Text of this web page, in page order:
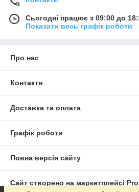
Сьогодні працює з 09:00 до
Показати весь графік роботи
Про нас
Контакти
Доставка та оплата
Графік роботи
Повна версія сайту
Сайт створено на маркетплейсі